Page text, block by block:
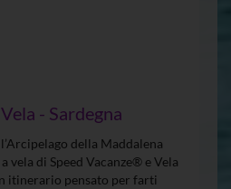
- Sardegna
della Maddalena
vela di Speed Vacanze® e Vela
itinerario pensato per farti